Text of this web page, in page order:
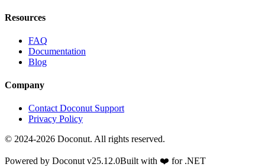
Resources
FAQ
Documentation
Blog
Company
Contact Doconut Support
Privacy Policy
© 2024-2026 Doconut. All rights reserved.
Powered by Doconut v25.12.0Built with ❤️ for .NET